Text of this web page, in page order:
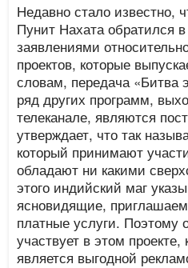
Недавно стало известно,
Пунит Нахата обратился
заявлениями
проектов, которые
словам, передача «Битва
ряд других программ,
телеканале, являются
утверждает, что так
который принимают
обладают ни какими
этого индийский маг
ясновидящие,
платные услуги. Поэтому
участвует в этом
является выгодной